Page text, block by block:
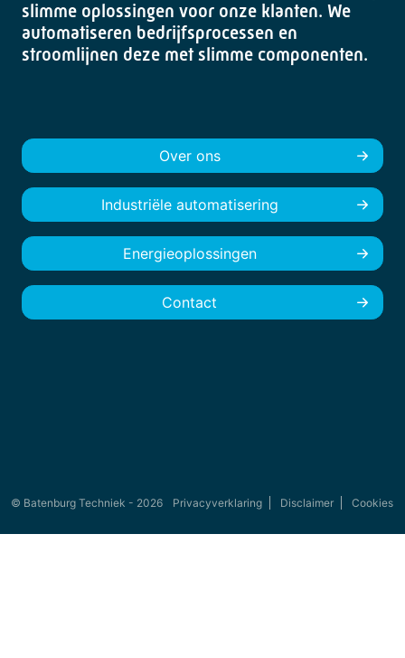
slimme oplossingen voor onze klanten. We
automatiseren bedrijfsprocessen en
stroomlijnen deze met slimme componenten.
Over ons
Industriële automatisering
Energieoplossingen
Contact
© Batenburg Techniek - 2026 Privacyverklaring Disclaimer Cookies